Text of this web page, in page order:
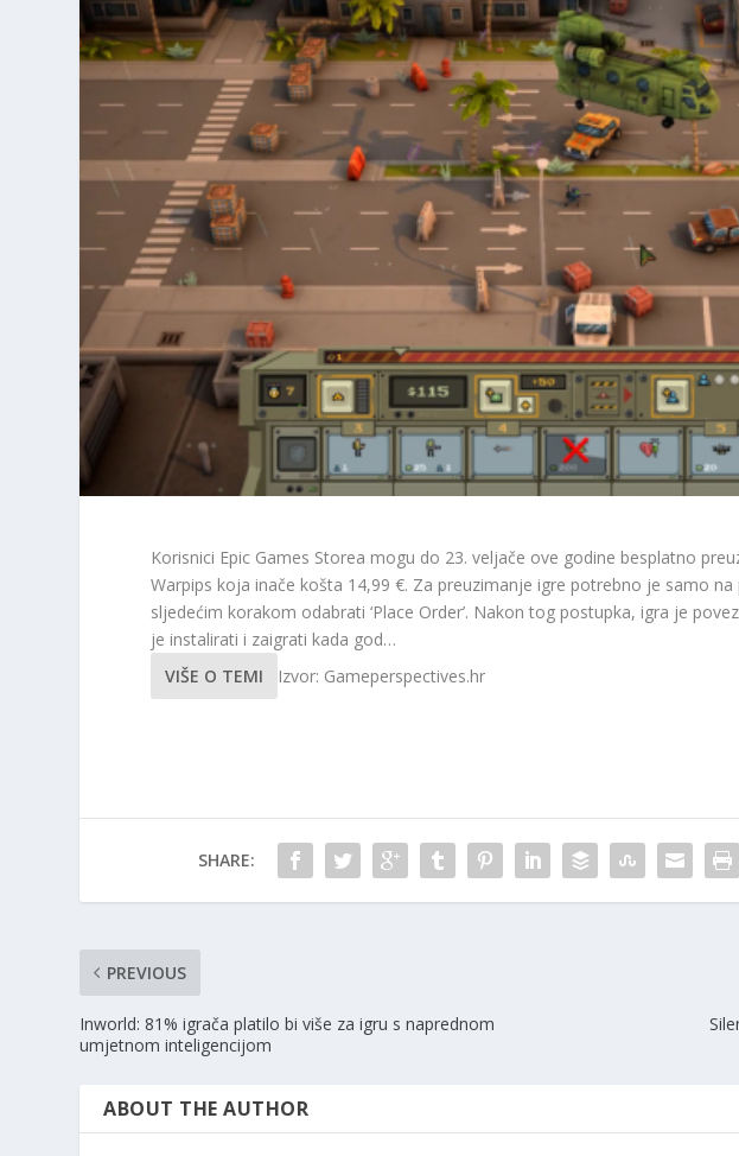
Korisnici Epic Games Storea mogu do 23. veljače ove godine besplatno
Warpips koja inače košta 14,99 €. Za preuzimanje igre potrebno je samo na
sljedećim korakom odabrati ‘Place Order’. Nakon tog postupka, igra je
je instalirati i zaigrati kada god…
VIŠE O TEMI
Izvor: Gameperspectives.hr
SHARE:
PREVIOUS
Inworld: 81% igrača platilo bi više za igru ​​s naprednom
umjetnom inteligencijom
ABOUT THE AUTHOR